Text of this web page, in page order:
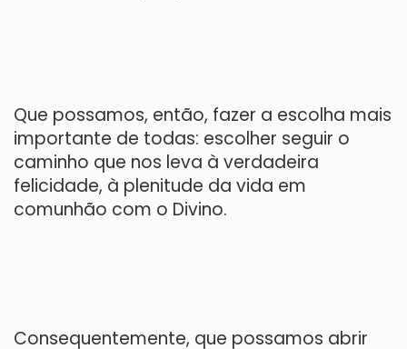
Que possamos, então, fazer a escolha mais
importante de todas: escolher seguir o
caminho que nos leva à verdadeira
felicidade, à plenitude da vida em
comunhão com o Divino.
Consequentemente, que possamos abrir